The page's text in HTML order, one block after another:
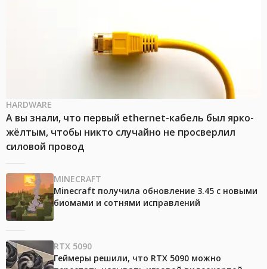
HARDWARE
А вы знали, что первый ethernet-кабель был ярко-
жёлтым, чтобы никто случайно не просверлил
силовой провод
MINECRAFT
Minecraft получила обновление 3.45 с новыми
биомами и сотнями исправлений
RTX 5090
Геймеры решили, что RTX 5090 можно